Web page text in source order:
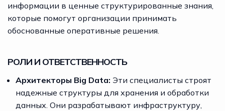
информации в ценные структурированные знания,
которые помогут организации принимать
обоснованные оперативные решения.
РОЛИ И ОТВЕТСТВЕННОСТЬ
Архитекторы Big Data: Эти специалисты строят
надежные структуры для хранения и обработки
данных. Они разрабатывают инфраструктуру,